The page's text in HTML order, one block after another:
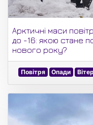
Арктичні маси
до -16: якою стане
нового року?
Повітря Опади Вітер